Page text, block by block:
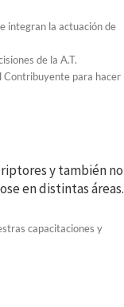
integran la actuación de
de la A.T.
Contribuyente para hacer
y también no
en distintas áreas.
capacitaciones y